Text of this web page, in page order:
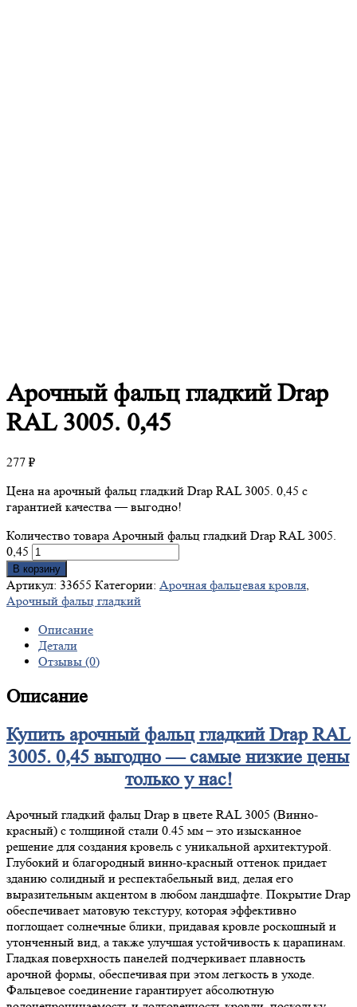
Арочныйфальц гладкий Drap
RAL 3005. 0,45
277 ₽
Цена на арочный фальц гладкий Drap RAL 3005. 0,45 с
гарантией качества — выгодно!
Количество товара Арочный фальц гладкий Drap RAL 3005.
0,45
В корзину
Артикул: 33655 Категории: Арочная фальцевая кровля,
Арочный фальц гладкий
Описание
Детали
Отзывы (0)
Описание
Купить арочный фальц гладкий Drap RAL
3005. 0,45 выгодно — самые низкие цены
только у нас!
Арочный гладкий фальц Drap в цвете RAL 3005 (Винно-
красный) с толщиной стали 0.45 мм – это изысканное
решение для создания кровель с уникальной архитектурой.
Глубокий и благородный винно-красный оттенок придает
зданию солидный и респектабельный вид, делая его
выразительным акцентом в любом ландшафте. Покрытие Drap
обеспечивает матовую текстуру, которая эффективно
поглощает солнечные блики, придавая кровле роскошный и
утонченный вид, а также улучшая устойчивость к царапинам.
Гладкая поверхность панелей подчеркивает плавность
арочной формы, обеспечивая при этом легкость в уходе.
Фальцевое соединение гарантирует абсолютную